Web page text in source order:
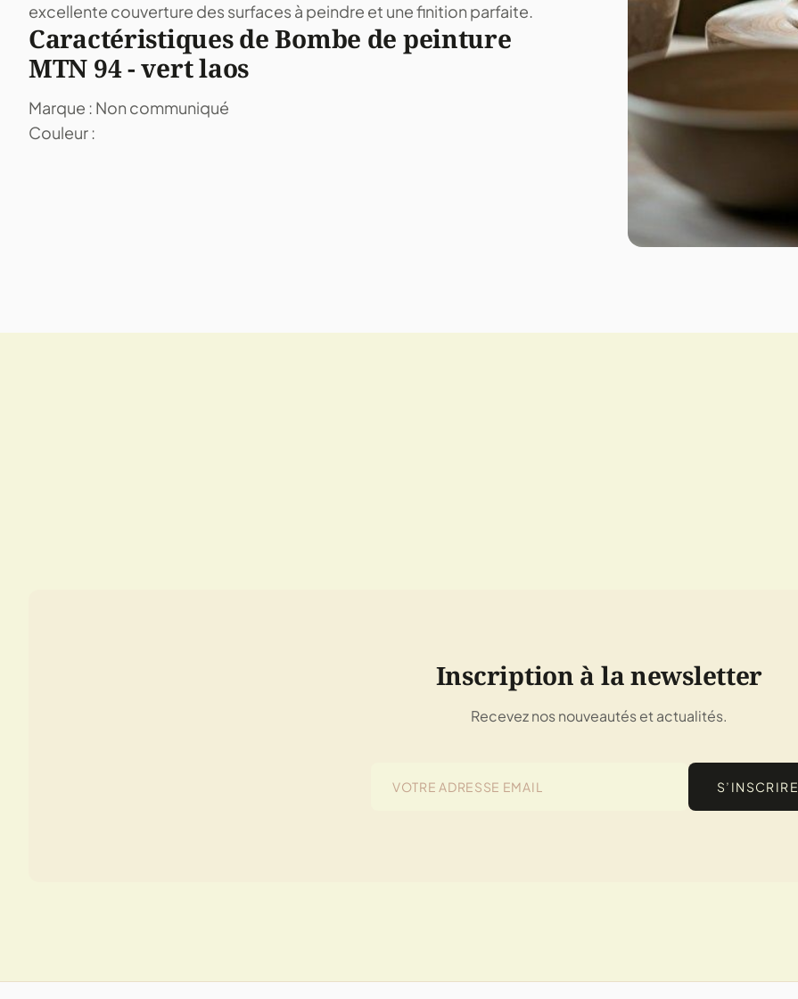
excellente couverture des surfaces à peindre et une finition parfaite.
Caractéristiques de Bombe de peinture
MTN 94 - vert laos
Marque : Non communiqué
Couleur :
Inscription à la newsletter
Recevez nos nouveautés et actualités.
S’INSCRIRE